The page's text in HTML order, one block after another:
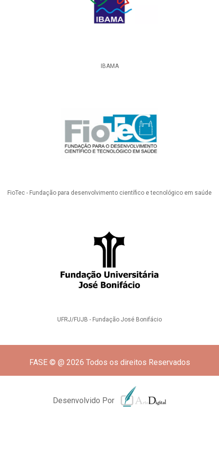
IBAMA
FioTec - Fundação para desenvolvimento científico e tecnológico em saúde
UFRJ/FUJB - Fundação José Bonifácio
FASE © @ 2026 Todos os direitos Reservados
Desenvolvido Por